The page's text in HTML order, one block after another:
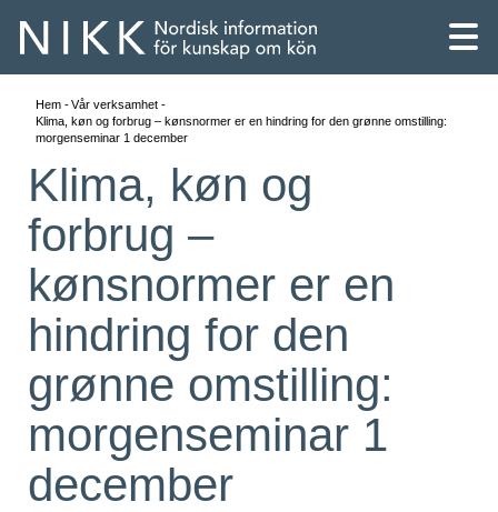
English
Skandinaviska
Hem
Vår verksamhet
Klima, køn og forbrug – kønsnormer er en hindring for den grønne omstilling:
morgenseminar 1 december
Klima, køn og
forbrug –
kønsnormer er en
hindring for den
grønne omstilling:
morgenseminar 1
december